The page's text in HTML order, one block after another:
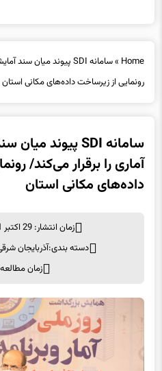
رونمایی از زیرساخت داده‌های مکانی استان
آماری را برقرار می‌کند/
داده‌های مکانی استان
دسته بندی:آذربایجان
زمان مطالعه: 5